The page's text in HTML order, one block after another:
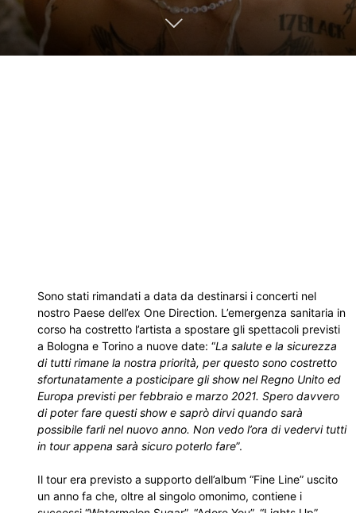
Sono stati rimandati a data da destinarsi i concerti nel
nostro Paese dell’ex One Direction. L’emergenza sanitaria in
corso ha costretto l’artista a spostare gli spettacoli previsti
a Bologna e Torino a nuove date: “La salute e la sicurezza
di tutti rimane la nostra priorità, per questo sono costretto
sfortunatamente a posticipare gli show nel Regno Unito ed
Europa previsti per febbraio e marzo 2021. Spero davvero
di poter fare questi show e saprò dirvi quando sarà
possibile farli nel nuovo anno. Non vedo l’ora di vedervi tutti
in tour appena sarà sicuro poterlo fare”.
Il tour era previsto a supporto dell’album “Fine Line” uscito
un anno fa che, oltre al singolo omonimo, contiene i